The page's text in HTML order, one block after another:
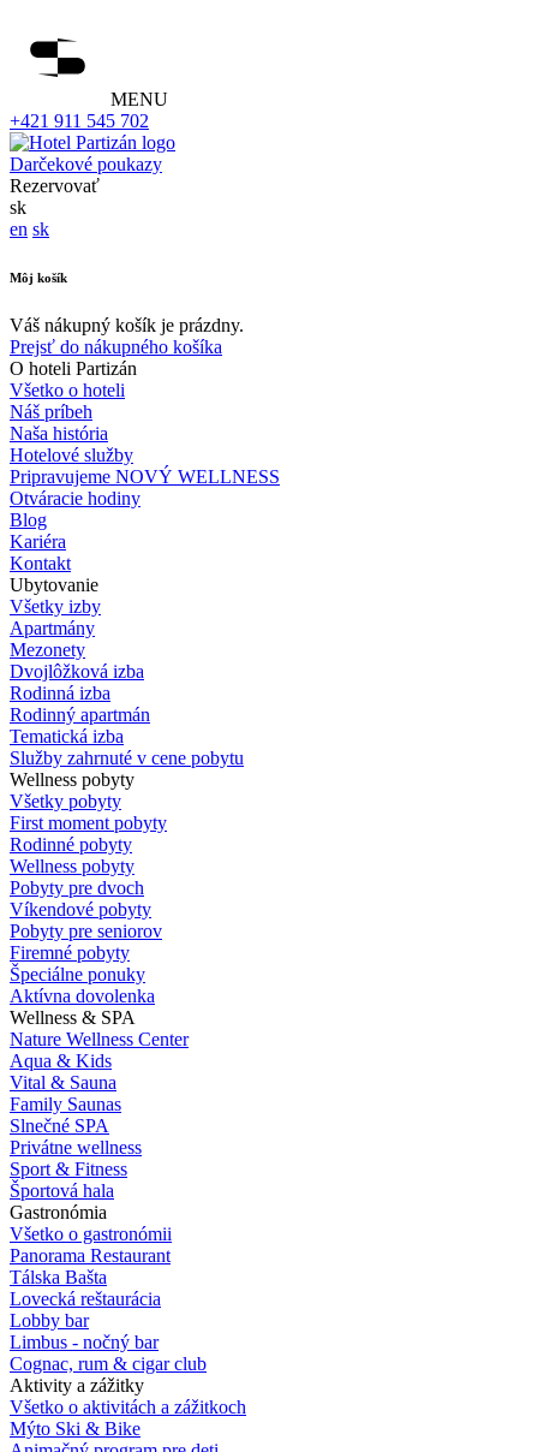
MENU
+421 911 545 702
Darčekové poukazy
Rezervovať
sk
en sk
Môj košík
Váš nákupný košík je prázdny.
Prejsť do nákupného košíka
O hoteli Partizán
Všetko o hoteli
Náš príbeh
Naša história
Hotelové služby
Pripravujeme NOVÝ WELLNESS
Otváracie hodiny
Blog
Kariéra
Kontakt
Ubytovanie
Všetky izby
Apartmány
Mezonety
Dvojlôžková izba
Rodinná izba
Rodinný apartmán
Tematická izba
Služby zahrnuté v cene pobytu
Wellness pobyty
Všetky pobyty
First moment pobyty
Rodinné pobyty
Wellness pobyty
Pobyty pre dvoch
Víkendové pobyty
Pobyty pre seniorov
Firemné pobyty
Špeciálne ponuky
Aktívna dovolenka
Wellness & SPA
Nature Wellness Center
Aqua & Kids
Vital & Sauna
Family Saunas
Slnečné SPA
Privátne wellness
Sport & Fitness
Športová hala
Gastronómia
Všetko o gastronómii
Panorama Restaurant
Tálska Bašta
Lovecká reštaurácia
Lobby bar
Limbus - nočný bar
Cognac, rum & cigar club
Aktivity a zážitky
Všetko o aktivitách a zážitkoch
Mýto Ski & Bike